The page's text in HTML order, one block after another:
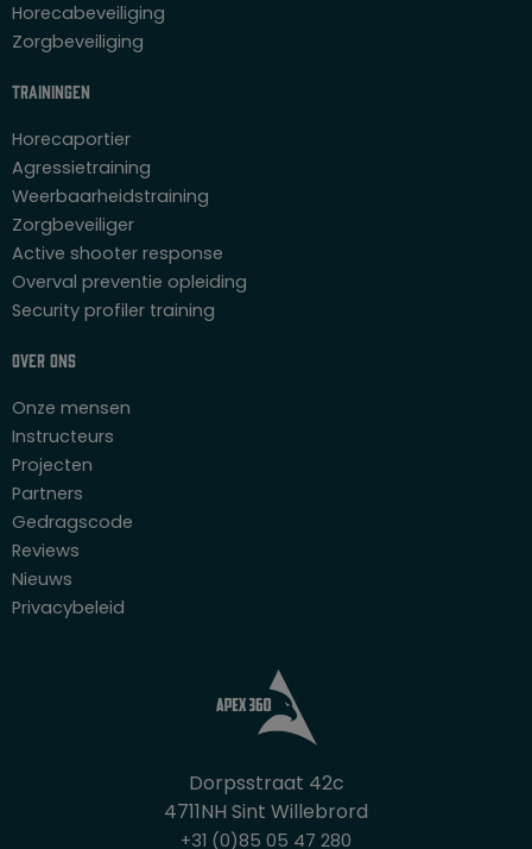
Horecabeveiliging
Zorgbeveiliging
Trainingen
Horecaportier
Agressietraining
Weerbaarheidstraining
Zorgbeveiliger
Active shooter response
Overval preventie opleiding
Security profiler training
Over ons
Onze mensen
Instructeurs
Projecten
Partners
Gedragscode
Reviews
Nieuws
Privacybeleid
Dorpsstraat 42c
4711NH Sint Willebrord
+31 (0)85 05 47 280